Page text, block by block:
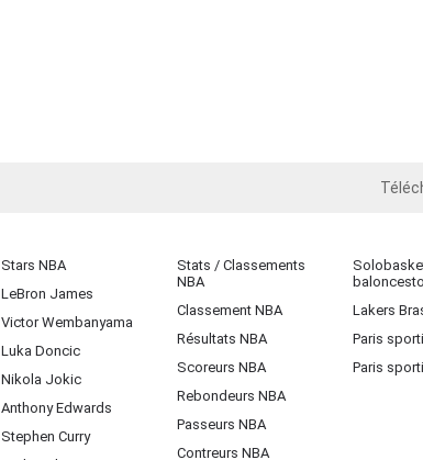
iOS
Stars NBA
LeBron James
Victor Wembanyama
Luka Doncic
Nikola Jokic
Anthony Edwards
Stephen Curry
Stats / Classements
NBA
Classement NBA
Résultats NBA
Scoreurs NBA
Rebondeurs NBA
Passeurs NBA
Contreurs NBA
baloncesto
Lakers
Paris
Paris